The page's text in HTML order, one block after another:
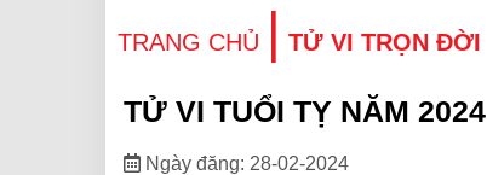
TRANG CHỦ | TỬ VI TRỌN ĐỜI
TỬ VI TUỔI TỴ NĂM 2024
Ngày đăng: 28-02-2024